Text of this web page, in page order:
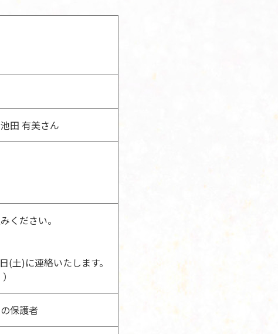
田 有美さん
ください。
(土)に連絡いたします。
保護者